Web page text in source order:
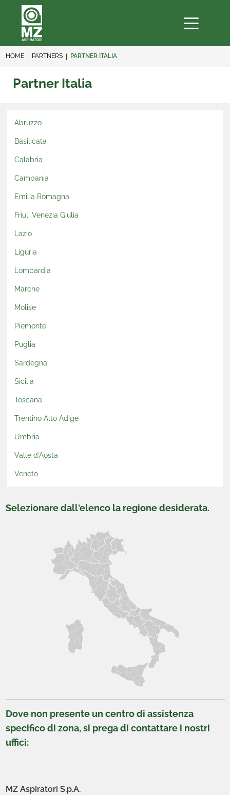
HOME PARTNERS PARTNER ITALIA
Partner Italia
Abruzzo
Basilicata
Calabria
Campania
Emilia Romagna
Friuli Venezia Giulia
Lazio
Liguria
Lombardia
Marche
Molise
Piemonte
Puglia
Sardegna
Sicilia
Toscana
Trentino Alto Adige
Umbria
Valle d’Aosta
Veneto
Selezionare dall'elenco la regione desiderata.
Dove non presente un centro di assistenza
specifico di zona, si prega di contattare i nostri
uffici:
MZ Aspiratori S.p.A.